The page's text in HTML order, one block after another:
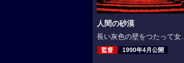
人間の砂漠
長い灰色の壁をつたって女...
監督 1990年4月公開